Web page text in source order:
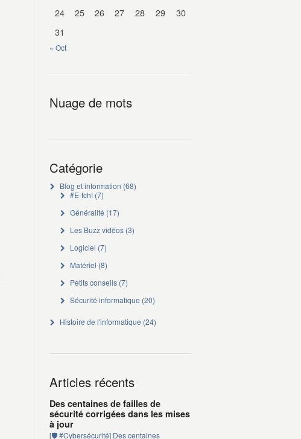
24
25 26 27 28 29
30
31
« Oct
Nuage de mots
Catégorie
Blog et information (68)
#E-tch!(7)
Généralité (17)
Les Buzz vidéos(3)
Logiciel (7)
Matériel (8)
Petits conseils(7)
Sécurité informatique (20)
Histoire de l'informatique (24)
Articles récents
Des centaines de failles de
sécurité corrigées dans les mises
à jour
[🛡️ #Cybersécurité] Des centaines